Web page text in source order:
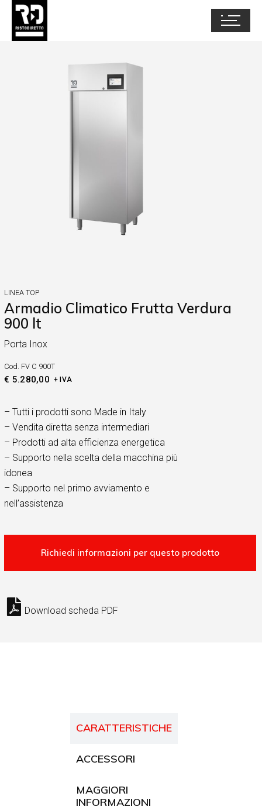
LINEA TOP
Armadio Climatico Frutta Verdura
900 lt
Porta Inox
Cod. FV C 900T
€ 5.280,00 + IVA
– Tutti i prodotti sono Made in Italy
– Vendita diretta senza intermediari
– Prodotti ad alta efficienza energetica
– Supporto nella scelta della macchina più
idonea
– Supporto nel primo avviamento e
nell’assistenza
Download scheda PDF
CARATTERISTICHE
ACCESSORI
MAGGIORI
INFORMAZIONI